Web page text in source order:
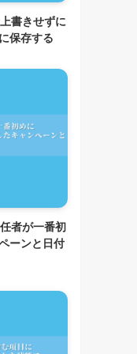
書きせずに
保存する
者が一番初
ーンと日付